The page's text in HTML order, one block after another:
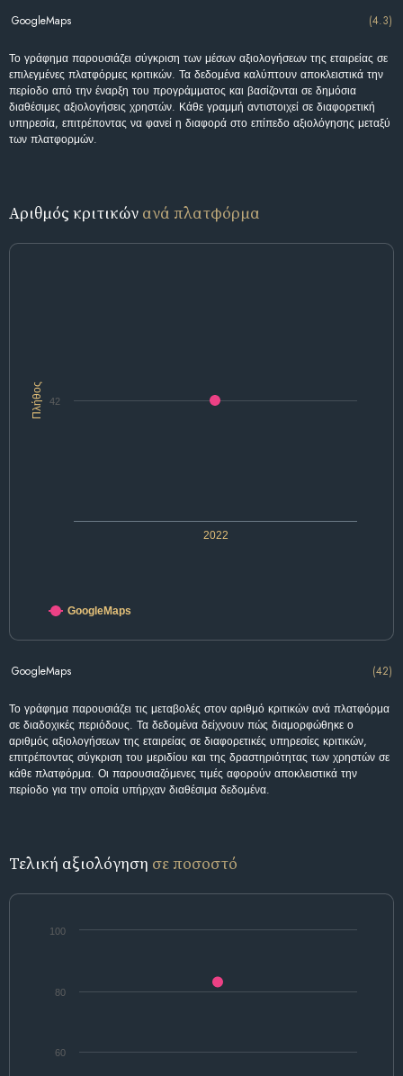
GoogleMaps (4.3)
Το γράφημα παρουσιάζει σύγκριση των μέσων αξιολογήσεων της εταιρείας σε
επιλεγμένες πλατφόρμες κριτικών. Τα δεδομένα καλύπτουν αποκλειστικά την
περίοδο από την έναρξη του προγράμματος και βασίζονται σε δημόσια
διαθέσιμες αξιολογήσεις χρηστών. Κάθε γραμμή αντιστοιχεί σε διαφορετική
υπηρεσία, επιτρέποντας να φανεί η διαφορά στο επίπεδο αξιολόγησης μεταξύ
των πλατφορμών.
Αριθμός κριτικών ανά πλατφόρμα
Πλήθος
2022
42
GoogleMaps
GoogleMaps (42)
Το γράφημα παρουσιάζει τις μεταβολές στον αριθμό κριτικών ανά πλατφόρμα
σε διαδοχικές περιόδους. Τα δεδομένα δείχνουν πώς διαμορφώθηκε ο
αριθμός αξιολογήσεων της εταιρείας σε διαφορετικές υπηρεσίες κριτικών,
επιτρέποντας σύγκριση του μεριδίου και της δραστηριότητας των χρηστών σε
κάθε πλατφόρμα. Οι παρουσιαζόμενες τιμές αφορούν αποκλειστικά την
περίοδο για την οποία υπήρχαν διαθέσιμα δεδομένα.
Τελική αξιολόγηση σε ποσοστό
60
80
100